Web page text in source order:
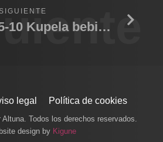
Zambia 2025-10 Kupela bebiendo
legal Política de cookies
Todos los derechos reservados.
design by Kigune